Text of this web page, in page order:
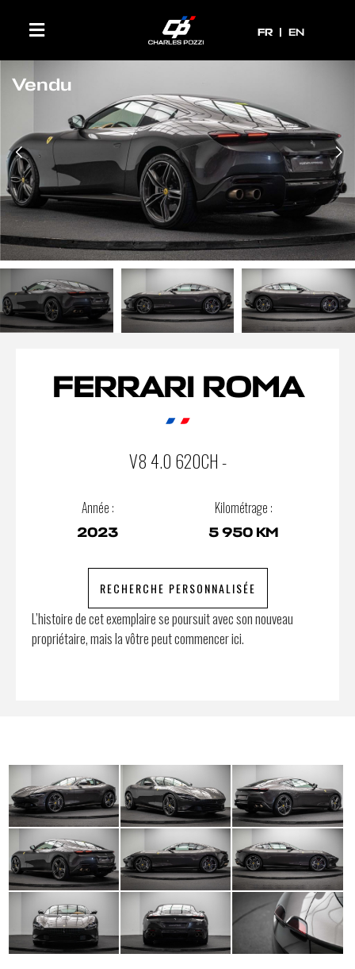
FR
FR EN
Vendu
FERRARI ROMA
V8 4.0 620CH -
Année :
2023
Kilométrage :
5 950 KM
RECHERCHE PERSONNALISÉE
L’histoire de cet exemplaire se poursuit avec son nouveau
propriétaire, mais la vôtre peut commencer ici.